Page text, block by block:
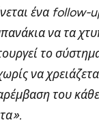
ένα follow-
να τα
το
να
του